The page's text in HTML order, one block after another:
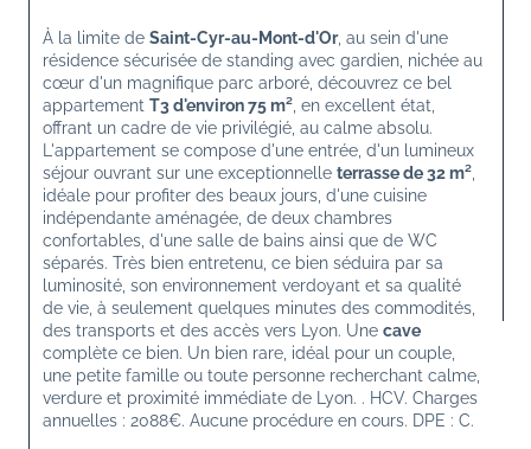
À la limite de Saint-Cyr-au-Mont-d'Or, au sein d'une
résidence sécurisée de standing avec gardien, nichée au
cœur d'un magnifique parc arboré, découvrez ce bel
appartement T3 d'environ 75 m², en excellent état,
offrant un cadre de vie privilégié, au calme absolu.
L'appartement se compose d'une entrée, d'un lumineux
séjour ouvrant sur une exceptionnelle terrasse de 32 m²,
idéale pour profiter des beaux jours, d'une cuisine
indépendante aménagée, de deux chambres
confortables, d'une salle de bains ainsi que de WC
séparés. Très bien entretenu, ce bien séduira par sa
luminosité, son environnement verdoyant et sa qualité
de vie, à seulement quelques minutes des commodités,
des transports et des accès vers Lyon. Une cave
complète ce bien. Un bien rare, idéal pour un couple,
une petite famille ou toute personne recherchant calme,
verdure et proximité immédiate de Lyon. . HCV. Charges
annuelles : 2088€. Aucune procédure en cours. DPE : C.